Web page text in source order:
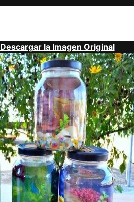
Descargar la Imagen Original